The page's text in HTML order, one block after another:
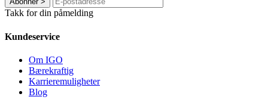
Takk for din påmelding
Kundeservice
Om IGO
Bærekraftig
Karrieremuligheter
Blog